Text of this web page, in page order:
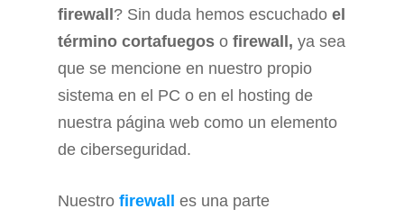
firewall ? Sin duda hemos escuchado el
término cortafuegos o firewall, ya sea
que se mencione en nuestro propio
sistema en el PC o en el hosting de
nuestra página web como un elemento
de ciberseguridad.
Nuestro firewall
es una parte